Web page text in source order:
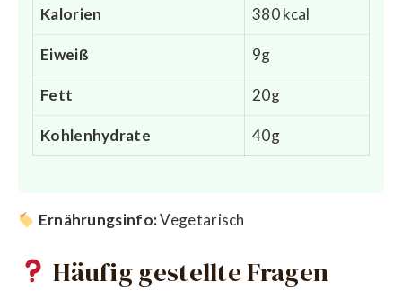
Kalorien 380 kcal
Eiweiß 9g
Fett 20g
Kohlenhydrate 40g
Ernährungsinfo:Vegetarisch
Häufig gestellte Fragen